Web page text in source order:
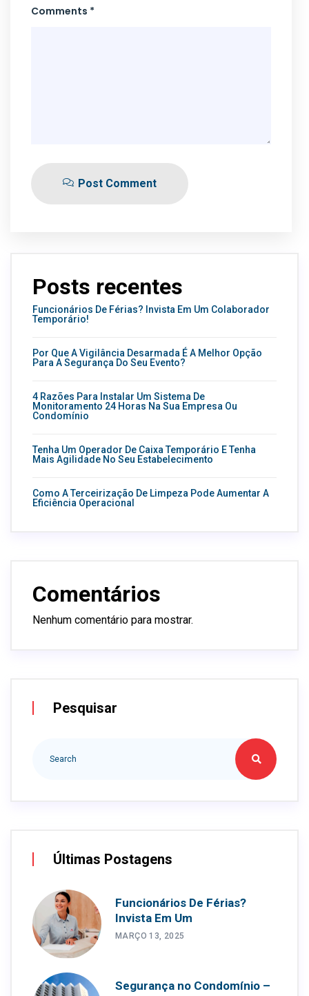
Comments *
Post Comment
Posts recentes
Funcionários De Férias? Invista Em Um Colaborador
Temporário!
Por Que A Vigilância Desarmada É A Melhor Opção
Para A Segurança Do Seu Evento?
4 Razões Para Instalar Um Sistema De
Monitoramento 24 Horas Na Sua Empresa Ou
Condomínio
Tenha Um Operador De Caixa Temporário E Tenha
Mais Agilidade No Seu Estabelecimento
Como A Terceirização De Limpeza Pode Aumentar A
Eficiência Operacional
Comentários
Nenhum comentário para mostrar.
Pesquisar
Últimas Postagens
Funcionários De Férias?
Invista Em Um
MARÇO 13, 2025
Segurança no Condomínio –